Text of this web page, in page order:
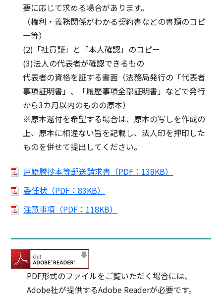
要に応じて求める場合があります。
（権利・義務関係がわかる契約書などの書類のコピ
ー等）
(2)「社員証」と「本人確認」のコピー
(3)法人の代表者が確認できるもの
代表者の資格を証する書面（法務局発行の「代表者
事項証明書」、「履歴事項全部証明書」などで発行
から3カ月以内のものの原本）
※原本還付を希望する場合は、原本の写しを作成の
上、原本に相違ない旨を記載し、法人印を押印した
ものを併せて提出してください。
戸籍謄抄本等郵送請求書（PDF：138KB）
委任状（PDF：83KB）
注意事項（PDF：118KB）
PDF形式のファイルをご覧いただく場合には、
Adobe社が提供するAdobe Readerが必要です。